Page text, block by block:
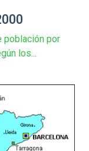
población por
los...